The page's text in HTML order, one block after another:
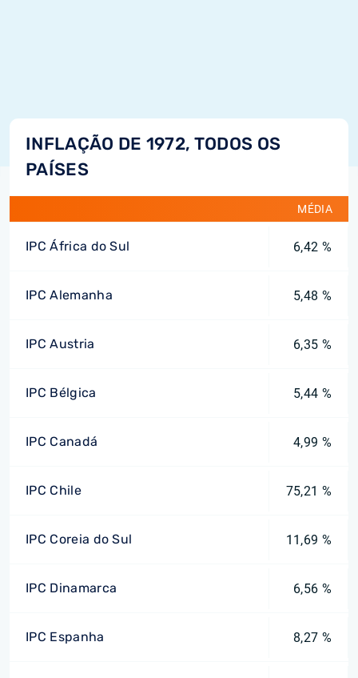
INFLAÇÃO DE 1972, TODOS OS
PAÍSES
MÉDIA
IPC África do Sul 6,42 %
IPC Alemanha 5,48 %
IPC Austria 6,35 %
IPC Bélgica 5,44 %
IPC Canadá 4,99 %
IPC Chile 75,21 %
IPC Coreia do Sul 11,69 %
IPC Dinamarca 6,56 %
IPC Espanha 8,27 %